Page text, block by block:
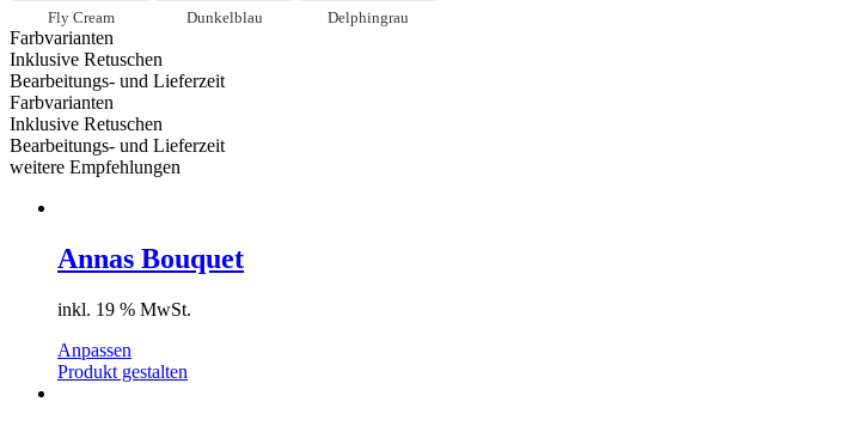
Fly Cream Dunkelblau Delphingrau
Farbvarianten
Inklusive Retuschen
Bearbeitungs- und Lieferzeit
Farbvarianten
Inklusive Retuschen
Bearbeitungs- und Lieferzeit
weitere Empfehlungen
Annas Bouquet
inkl. 19 % MwSt.
Anpassen
Produkt gestalten